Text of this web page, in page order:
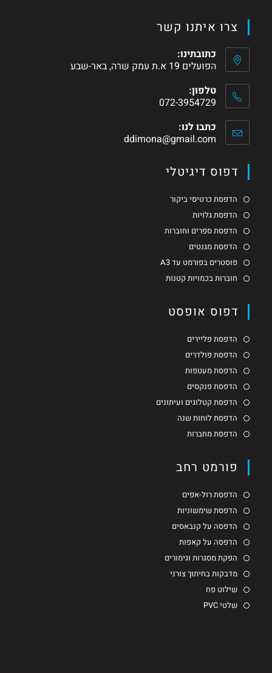
צרו איתנו קשר
כתובתינו:
הפועלים 19 א.ת עמק שרה, באר-שבע
טלפון:
072-3954729
כתבו לנו:
ddimona@gmail.com
דפוס דיגיטלי
הדפסת כרטיסי ביקור
הדפסת גלויות
הדפסת ספרים וחוברות
הדפסת מגנטים
פוסטרים בפורמט עד A3
חוברות בכמויות קטנות
דפוס אופסט
הדפסת פליירים
הדפסת פולדרים
הדפסת מעטפות
הדפסת פנקסים
הדפסת קטלוגים ועיתונים
הדפסת לוחות שנה
הדפסת מחברות
פורמט רחב
הדפסת רול-אפים
הדפסת שימשוניות
הדפסה על קנבאסים
הדפסה על קאפות
הפקת מסגרות וגימורים
מדבקות בחיתוך צורני
שילוט פח
שלטי PVC